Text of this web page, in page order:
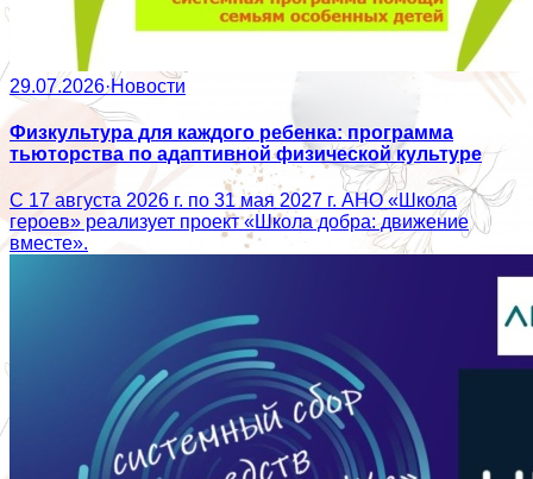
29.07.2026·Новости
Физкультура для каждого ребенка: программа
тьюторства по адаптивной физической культуре
С 17 августа 2026 г. по 31 мая 2027 г. АНО «Школа
героев» реализует проект «Школа добра: движение
вместе».